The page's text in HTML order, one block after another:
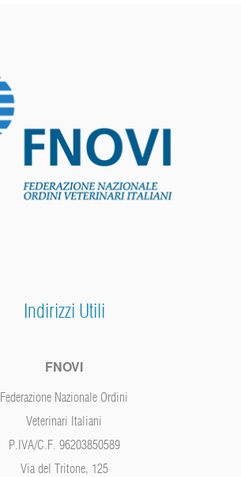
Indirizzi Utili
FNOVI
Federazione Nazionale Ordini
Veterinari Italiani
P.IVA/C.F. 96203850589
Via del Tritone, 125